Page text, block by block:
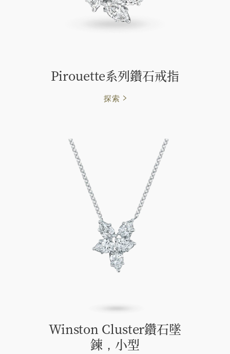
Pirouette系列鑽石戒指
探索
Winston Cluster鑽石墜
鍊，小型